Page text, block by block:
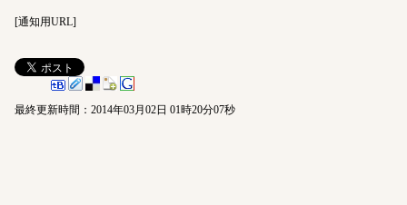
[通知用URL]
最終更新時間：2014年03月02日 01時20分07秒